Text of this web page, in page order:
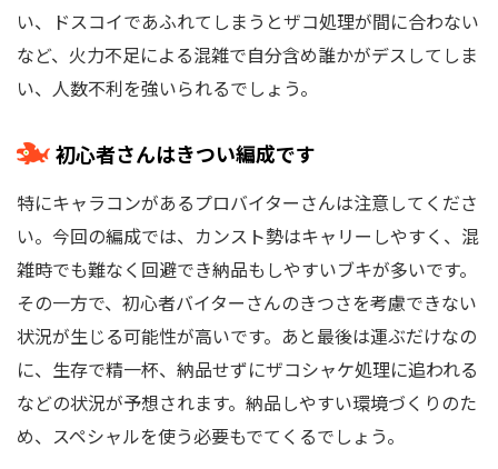
い、ドスコイであふれてしまうとザコ処理が間に合わない
など、火力不足による混雑で自分含め誰かがデスしてしま
い、人数不利を強いられるでしょう。
初心者さんはきつい編成です
特にキャラコンがあるプロバイターさんは注意してくださ
い。今回の編成では、カンスト勢はキャリーしやすく、混
雑時でも難なく回避でき納品もしやすいブキが多いです。
その一方で、初心者バイターさんのきつさを考慮できない
状況が生じる可能性が高いです。あと最後は運ぶだけなの
に、生存で精一杯、納品せずにザコシャケ処理に追われる
などの状況が予想されます。納品しやすい環境づくりのた
め、スペシャルを使う必要もでてくるでしょう。